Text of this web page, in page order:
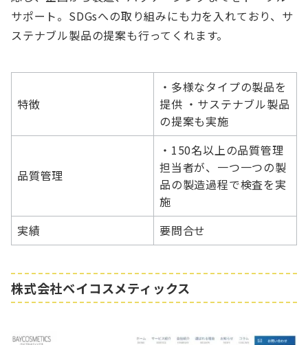
サポート。SDGsへの取り組みにも力を入れており、サ
ステナブル製品の提案も行ってくれます。
特徴
・多様なタイプの製品を
提供 ・サステナブル製品
の提案も実施
品質管理
・150名以上の品質管理
担当者が、一つ一つの製
品の製造過程で検査を実
施
実績
要問合せ
株式会社ベイコスメティックス